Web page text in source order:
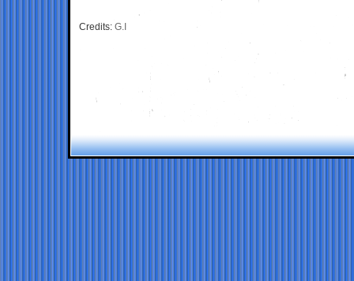
Credits: G.I